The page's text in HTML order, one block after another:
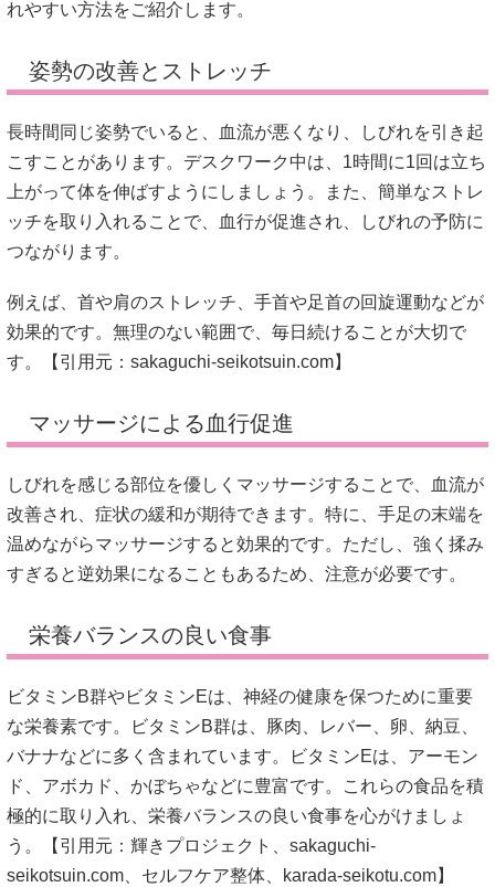
れやすい方法をご紹介します。
姿勢の改善とストレッチ
長時間同じ姿勢でいると、血流が悪くなり、しびれを引き起
こすことがあります。 デスクワーク中は、1時間に1回は立ち
上がって体を伸ばすようにしましょう。
また、簡単なストレ
ッチを取り入れることで、血行が促進され、しびれの予防に
つながります。
例えば、首や肩のストレッチ、手首や足首の回旋運動などが
効果的です。 無理のない範囲で、毎日続けることが大切で
す。【引用元： sakaguchi-seikotsuin.com】
マッサージによる血行促進
しびれを感じる部位を優しくマッサージすることで、血流が
改善され、症状の緩和が期待できます。 特に、手足の末端を
温めながらマッサージすると効果的です。 ただし、強く揉み
すぎると逆効果になることもあるため、注意が必要です。
栄養バランスの良い食事
ビタミンB群やビタミンEは、神経の健康を保つために重要
な栄養素です。
ビタミンB群は、豚肉、レバー、卵、納豆、
バナナなどに多く含まれています。
ビタミンEは、アーモン
ド、アボカド、かぼちゃなどに豊富です。
これらの食品を積
極的に取り入れ、栄養バランスの良い食事を心がけましょ
う。【引用元： 輝きプロジェクト 、 sakaguchi-
seikotsuin.com、 セルフケア整体、 karada-seikotu.com】